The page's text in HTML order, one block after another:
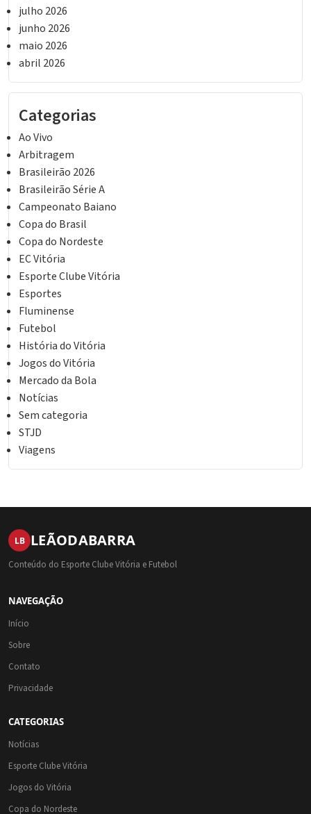
julho 2026
junho 2026
maio 2026
abril 2026
Categorias
Ao Vivo
Arbitragem
Brasileirão 2026
Brasileirão Série A
Campeonato Baiano
Copa do Brasil
Copa do Nordeste
EC Vitória
Esporte Clube Vitória
Esportes
Fluminense
Futebol
História do Vitória
Jogos do Vitória
Mercado da Bola
Notícias
Sem categoria
STJD
Viagens
LB LEÃODABARRA
Conteúdo do Esporte Clube Vitória e Futebol
NAVEGAÇÃO
Início
Sobre
Contato
Privacidade
CATEGORIAS
Notícias
Esporte Clube Vitória
Jogos do Vitória
Copa do Nordeste